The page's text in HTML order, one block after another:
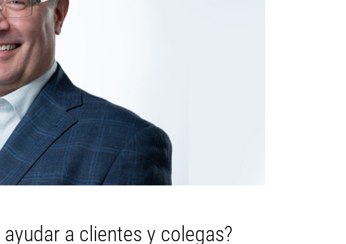
a clientes y colegas?